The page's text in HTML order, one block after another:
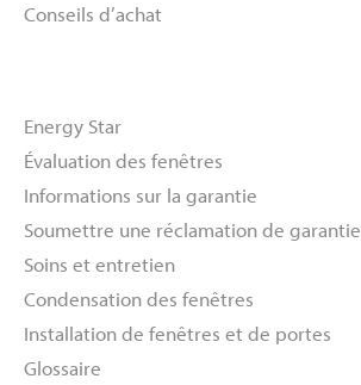
Conseils d’achat
Energy Star
Évaluation des fenêtres
Informations sur la garantie
Soumettre une réclamation de garantie
Soins et entretien
Condensation des fenêtres
Installation de fenêtres et de portes
Glossaire